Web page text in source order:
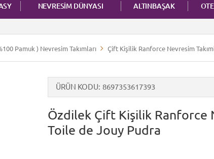
NEVRESİM DÜNYASI ALTINBAŞAK
Pamuk ) Nevresim Takımları Çift Kişilik Ranforce Nevresim
ÜRÜN KODU 8697353617393
Özdilek Çift Kişilik Ranforce
Toile de Jouy Pudra